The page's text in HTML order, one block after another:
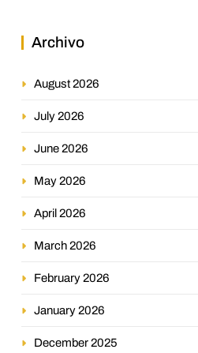
Archivo
August 2026
July 2026
June 2026
May 2026
April 2026
March 2026
February 2026
January 2026
December 2025